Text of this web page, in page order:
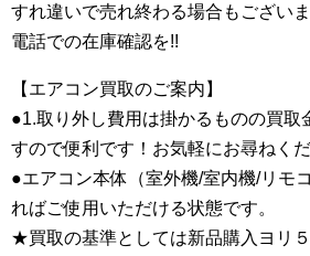
すれ違いで売れ終わる場合もござい
電話での在庫確認を!!
【エアコン買取のご案内】
●1.取り外し費用は掛かるものの買取
すので便利です！お気軽にお尋ねくだ
●エアコン本体（室外機/室内機/リモ
ればご使用いただける状態です。
★買取の基準としては新品購入ヨリ